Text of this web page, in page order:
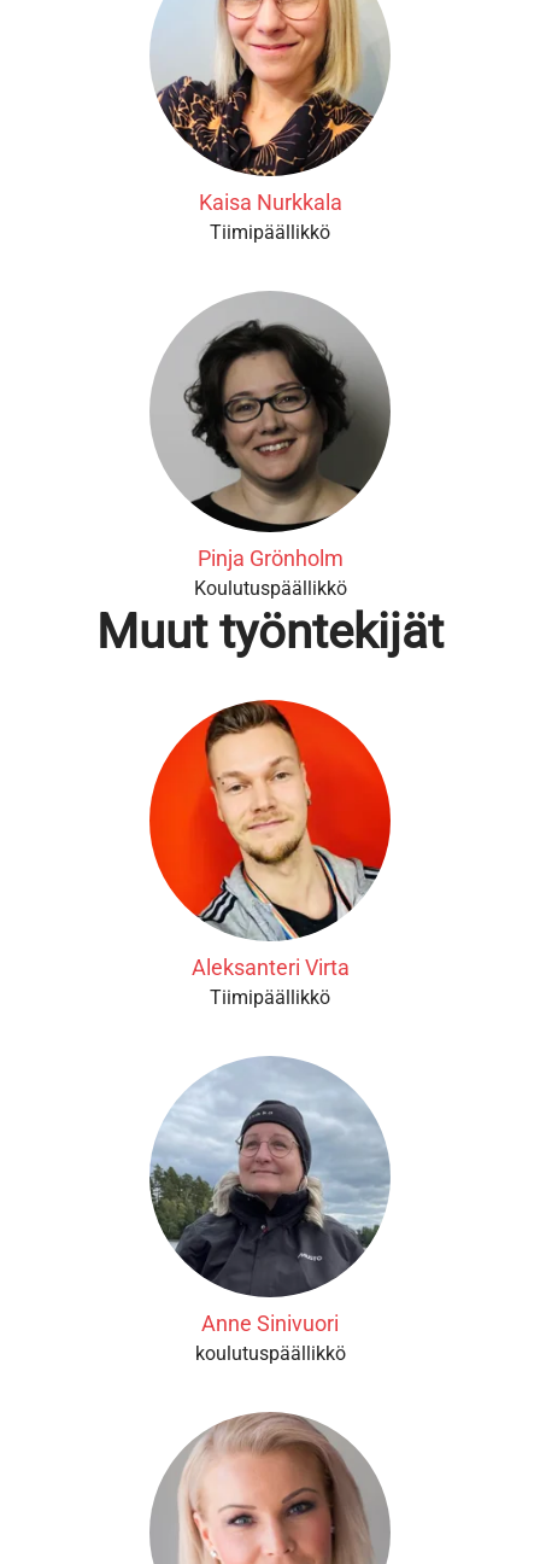
Kaisa Nurkkala
Tiimipäällikkö
Pinja Grönholm
Koulutuspäällikkö
Muut työntekijät
Aleksanteri Virta
Tiimipäällikkö
Anne Sinivuori
koulutuspäällikkö